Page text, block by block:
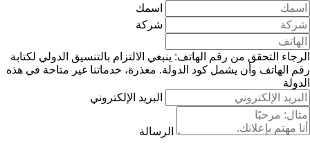
اسمك
شركة
الرجاء التحقق من رقم الهاتف: ينبغي الالتزام بالتنسيق الدولي لكتابة
رقم الهاتف وأن يشمل كود الدولة. معذرة، خدماتنا غير متاحة في هذه
الدولة
البريد الإلكتروني
الرسالة